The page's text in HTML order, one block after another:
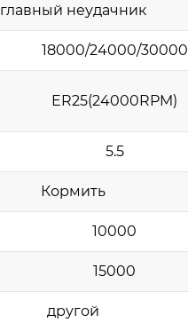
главный неудачник
18000/24000/30000
ER25(24000RPM)
5.5
Кормить
10000
15000
другой